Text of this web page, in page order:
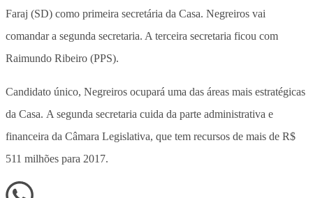
Faraj (SD) como primeira secretária da Casa. Negreiros vai
comandar a segunda secretaria. A terceira secretaria ficou com
Raimundo Ribeiro (PPS).
Candidato único, Negreiros ocupará uma das áreas mais estratégicas
da Casa. A segunda secretaria cuida da parte administrativa e
financeira da Câmara Legislativa, que tem recursos de mais de R$
511 milhões para 2017.